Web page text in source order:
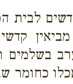
לבית
בשלמים
כחומר